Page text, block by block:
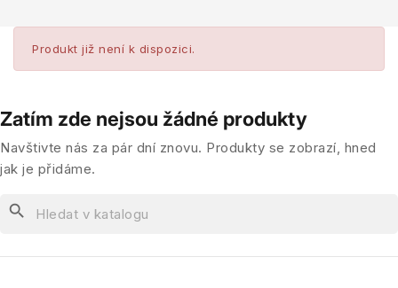
Produkt již není k dispozici.
Zatím zde nejsou žádné produkty
Navštivte nás za pár dní znovu. Produkty se zobrazí, hned
jak je přidáme.
search